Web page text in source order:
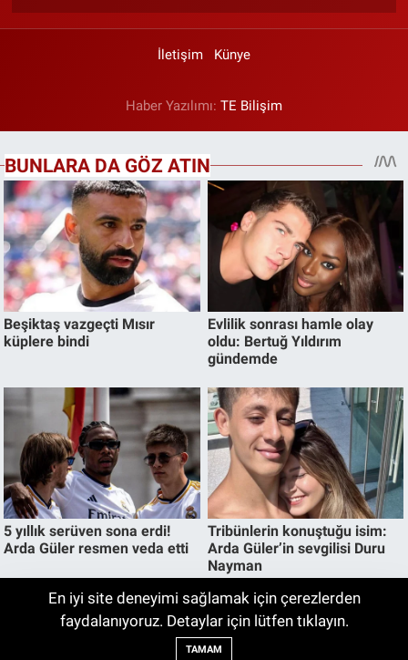
İletişim Künye
Haber Yazılımı: TE Bilişim
En iyi site deneyimi sağlamak için çerezlerden
faydalanıyoruz. Detaylar için lütfen tıklayın.
TAMAM
Galatasaray-Villarreal Maçı Ne Zaman,
Saat Kaçta ve Hangi Kanalda?